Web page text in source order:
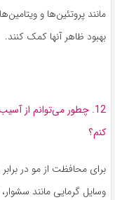
مانند پروتئین‌ها و
بهبود ظاهر آنها کمک کنند.
12. چطور می‌توانم از
کنم؟
برای محافظت از مو در
وسایل گرمایی مانند